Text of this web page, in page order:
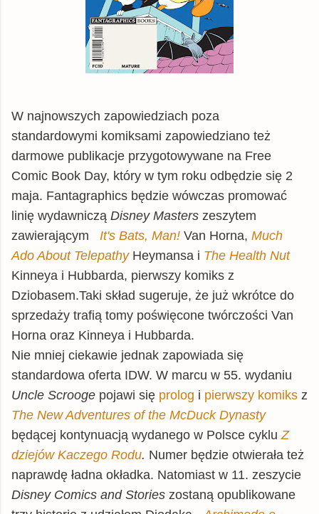
W najnowszych zapowiedziach poza
standardowymi komiksami zapowiedziano też
darmowe publikacje przygotowywane na Free
Comic Book Day, który w tym roku odbędzie się 2
maja. Fantagraphics będzie wówczas promować
linię wydawniczą Disney Masters zeszytem
zawierającym It's Bats, Man! Van Horna, Much
Ado About Telepathy Heymansa i The Health Nut
Kinneya i Hubbarda, pierwszy komiks z
Dziobasem.Taki skład sugeruje, że już wkrótce do
sprzedaży trafią tomy poświęcone twórczości Van
Horna oraz Kinneya i Hubbarda.
Nie mniej ciekawie jednak zapowiada się
standardowa oferta IDW. W marcu w 55. wydaniu
Uncle Scrooge pojawi się prolog i pierwszy komiks z
The New Adventures of the McDuck Dynasty
będącej kontynuacją wydanego w Polsce cykluZ
dziejów Kaczego Rodu. Numer będzie otwierała też
naprawdę ładna okładka. Natomiast w 11. zeszycie
Disney Comics and Stories zostaną opublikowane